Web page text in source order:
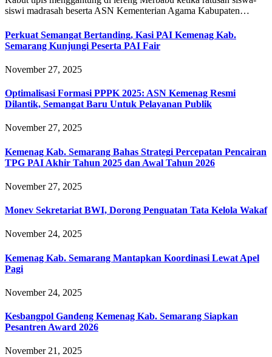
siswi madrasah beserta ASN Kementerian Agama Kabupaten…
Perkuat Semangat Bertanding, Kasi PAI Kemenag Kab.
Semarang Kunjungi Peserta PAI Fair
November 27, 2025
Optimalisasi Formasi PPPK 2025: ASN Kemenag Resmi
Dilantik, Semangat Baru Untuk Pelayanan Publik
November 27, 2025
Kemenag Kab. Semarang Bahas Strategi Percepatan Pencairan
TPG PAI Akhir Tahun 2025 dan Awal Tahun 2026
November 27, 2025
Monev Sekretariat BWI, Dorong Penguatan Tata Kelola Wakaf
November 24, 2025
Kemenag Kab. Semarang Mantapkan Koordinasi Lewat Apel
Pagi
November 24, 2025
Kesbangpol Gandeng Kemenag Kab. Semarang Siapkan
Pesantren Award 2026
November 21, 2025